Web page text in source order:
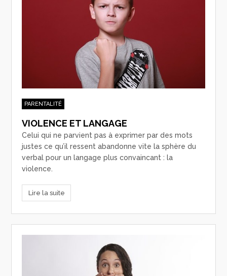
PARENTALITÉ
VIOLENCE ET LANGAGE
Celui qui ne parvient pas à exprimer par des mots
justes ce qu’il ressent abandonne vite la sphère du
verbal pour un langage plus convaincant : la
violence.
Lire la suite